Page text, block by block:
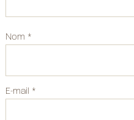
Nom *
E-mail *